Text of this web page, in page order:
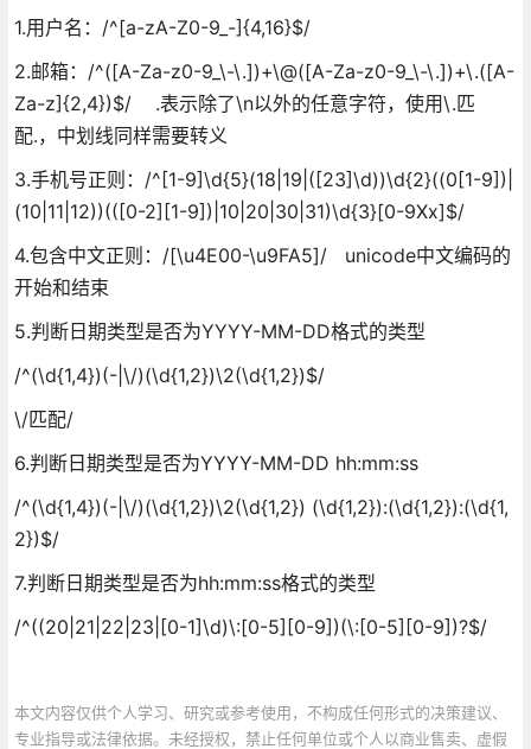
1.用户名：/^[a-zA-Z0-9_-]{4,16}$/
2.邮箱：/^([A-Za-z0-9_\-\.])+\@([A-Za-z0-9_\-\.])+\.([A-
Za-z]{2,4})$/ .表示除了\n以外的任意字符，使用\.匹
配.，中划线同样需要转义
3.手机号正则：/^[1-9]\d{5}(18|19|([23]\d))\d{2}((0[1-9])|
(10|11|12))(([0-2][1-9])|10|20|30|31)\d{3}[0-9Xx]$/
4.包含中文正则：/[\u4E00-\u9FA5]/ unicode中文编码的
开始和结束
5.判断日期类型是否为YYYY-MM-DD格式的类型
/^(\d{1,4})(-|\/)(\d{1,2})\2(\d{1,2})$/
\/匹配/
6.判断日期类型是否为YYYY-MM-DD hh:mm:ss
/^(\d{1,4})(-|\/)(\d{1,2})\2(\d{1,2}) (\d{1,2}):(\d{1,2}):(\d{1,
2})$/
7.判断日期类型是否为hh:mm:ss格式的类型
/^((20|21|22|23|[0-1]\d)\:[0-5][0-9])(\:[0-5][0-9])?$/
本文内容仅供个人学习、研究或参考使用，不构成任何形式的决策建议、
专业指导或法律依据。未经授权，禁止任何单位或个人以商业售卖、虚假